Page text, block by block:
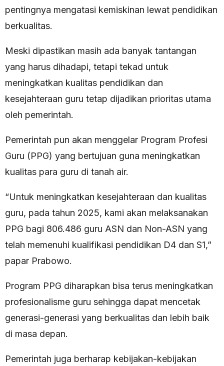
pentingnya mengatasi kemiskinan lewat pendidikan
berkualitas.
Meski dipastikan masih ada banyak tantangan
yang harus dihadapi, tetapi tekad untuk
meningkatkan kualitas pendidikan dan
kesejahteraan guru tetap dijadikan prioritas utama
oleh pemerintah.
Pemerintah pun akan menggelar Program Profesi
Guru (PPG) yang bertujuan guna meningkatkan
kualitas para guru di tanah air.
“Untuk meningkatkan kesejahteraan dan kualitas
guru, pada tahun 2025, kami akan melaksanakan
PPG bagi 806.486 guru ASN dan Non-ASN yang
telah memenuhi kualifikasi pendidikan D4 dan S1,”
papar Prabowo.
Program PPG diharapkan bisa terus meningkatkan
profesionalisme guru sehingga dapat mencetak
generasi-generasi yang berkualitas dan lebih baik
di masa depan.
Pemerintah juga berharap kebijakan-kebijakan